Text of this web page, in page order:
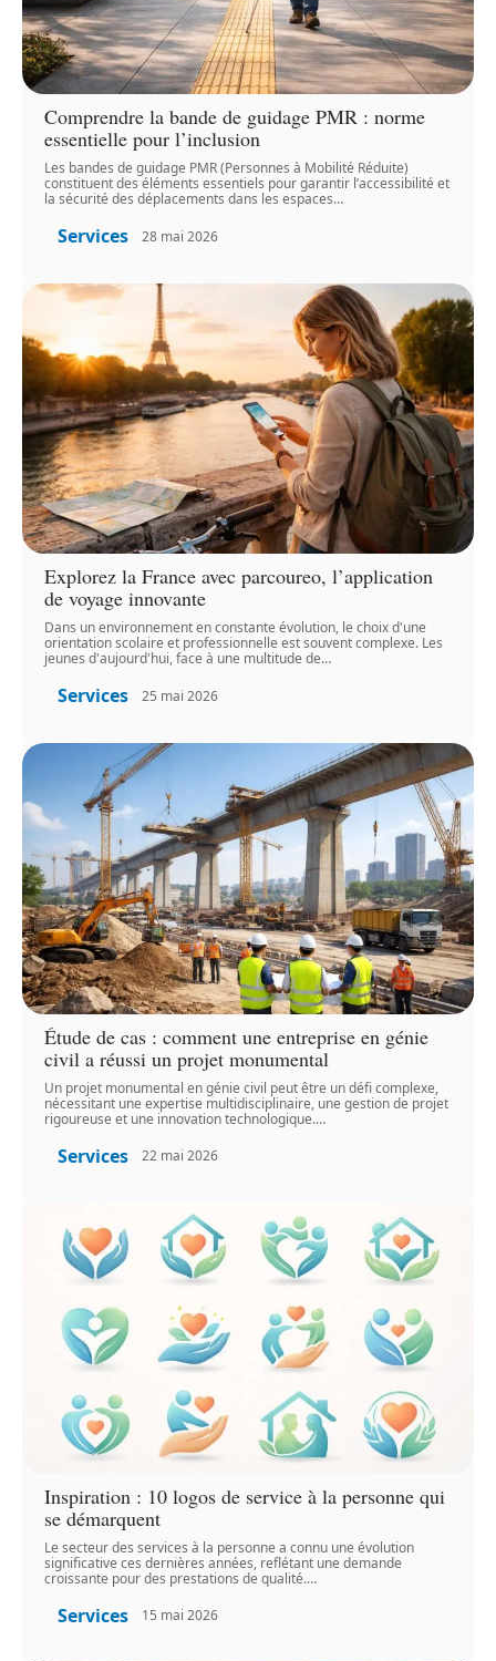
Comprendre la bande de guidage PMR : norme
essentielle pour l’inclusion
Les bandes de guidage PMR (Personnes à Mobilité Réduite)
constituent des éléments essentiels pour garantir l’accessibilité et
la sécurité des déplacements dans les espaces…
Services 28 mai 2026
Explorez la France avec parcoureo, l’application
de voyage innovante
Dans un environnement en constante évolution, le choix d'une
orientation scolaire et professionnelle est souvent complexe. Les
jeunes d'aujourd'hui, face à une multitude de…
Services 25 mai 2026
Étude de cas : comment une entreprise en génie
civil a réussi un projet monumental
Un projet monumental en génie civil peut être un défi complexe,
nécessitant une expertise multidisciplinaire, une gestion de projet
rigoureuse et une innovation technologique.…
Services 22 mai 2026
Inspiration : 10 logos de service à la personne qui
se démarquent
Le secteur des services à la personne a connu une évolution
significative ces dernières années, reflétant une demande
croissante pour des prestations de qualité.…
Services 15 mai 2026